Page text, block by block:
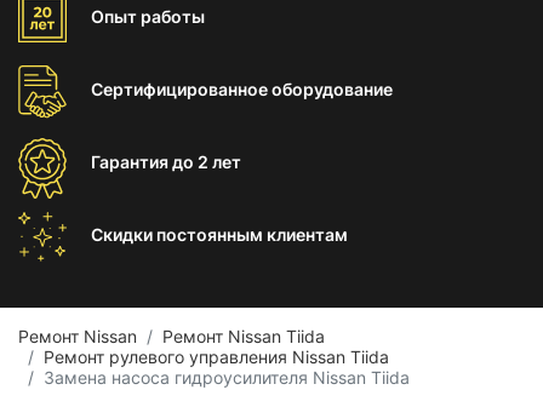
Опыт работы
Сертифицированноеоборудование
Гарантиядо 2 лет
Скидки постоянным клиентам
Ремонт Nissan
Ремонт Nissan Tiida
Ремонт рулевого управления Nissan Tiida
Замена насоса гидроусилителя Nissan Tiida